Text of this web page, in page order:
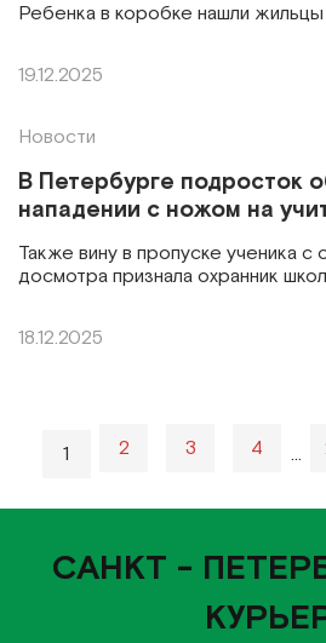
Ребенка в коробке нашли
19.12.2025
Новости
В Петербурге подросток
нападении с ножом на
Также вину в пропуске ученика
досмотра признала охранник
18.12.2025
1 2 3 4 …
САНКТ -